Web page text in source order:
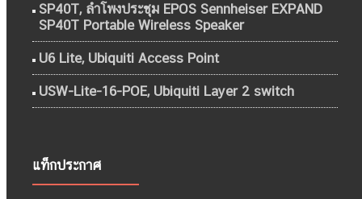
SP40T, ลำโพงประชุม EPOS Sennheiser EXPAND
SP40T Portable Wireless Speaker
U6 Lite, Ubiquiti Access Point
USW-Lite-16-POE, Ubiquiti Layer 2 switch
แท็กประกาศ